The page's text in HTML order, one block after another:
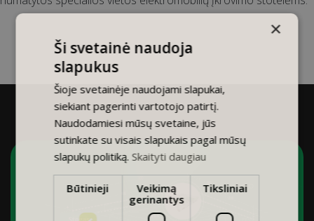
×
Ši svetainė naudoja
slapukus
Šioje svetainėje naudojami slapukai,
siekiant pagerinti vartotojo patirtį.
Naudodamiesi mūsų svetaine, jūs
sutinkate su visais slapukais pagal mūsų
slapukų politiką.Skaityti daugiau
Būtinieji
Veikimą
gerinantys
Tiksliniai